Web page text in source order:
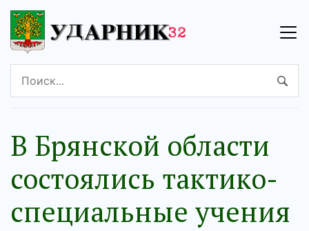
В Брянской области
состоялись тактико-
специальные учения